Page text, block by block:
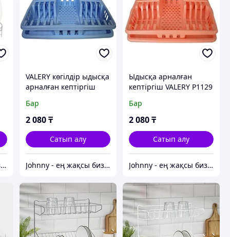
Johnny - ең жақсы бизнес-серіктес
VALERY көгілдір ыдысқа
арналған кептіргіш
Бар
2 080 ₸
Сатып алу
Johnny - ең жақсы бизнес-серіктес
Ыдысқа арналған
кептіргіш VALERY Р1129
Бар
2 080₸
Сатып алу
Johnny - ең жақсы бизнес-серіктес